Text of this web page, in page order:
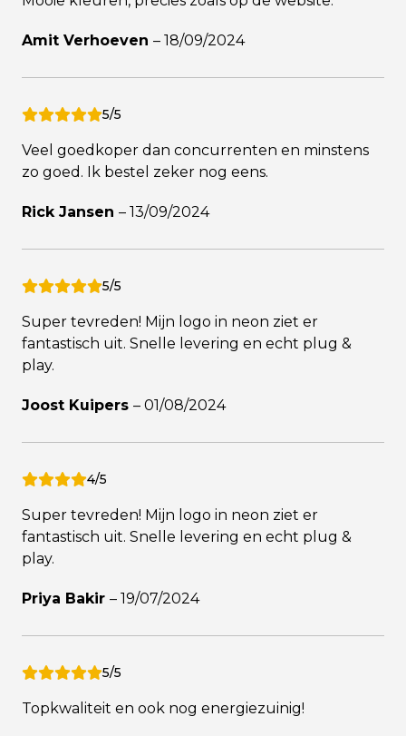
Amit Verhoeven – 18/09/2024
5/5
Veel goedkoper dan concurrenten en minstens
zo goed. Ik bestel zeker nog eens.
Rick Jansen – 13/09/2024
5/5
Super tevreden! Mijn logo in neon ziet er
fantastisch uit. Snelle levering en echt plug &
play.
Joost Kuipers – 01/08/2024
4/5
Super tevreden! Mijn logo in neon ziet er
fantastisch uit. Snelle levering en echt plug &
play.
Priya Bakir – 19/07/2024
5/5
Topkwaliteit en ook nog energiezuinig!